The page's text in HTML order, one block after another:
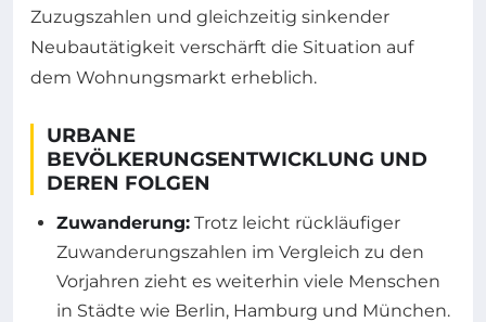
Zuzugszahlen und gleichzeitig sinkender
Neubautätigkeit verschärft die Situation auf
dem Wohnungsmarkt erheblich.
URBANE
BEVÖLKERUNGSENTWICKLUNG UND
DEREN FOLGEN
Zuwanderung: Trotz leicht rückläufiger
Zuwanderungszahlen im Vergleich zu den
Vorjahren zieht es weiterhin viele Menschen
in Städte wie Berlin, Hamburg und München.